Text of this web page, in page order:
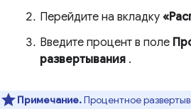
Перейдите на вкладку
Введите процент в поле
развертывания .
Примечание.Процентное